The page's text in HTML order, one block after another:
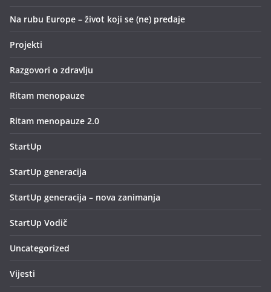
Na rubu Europe – život koji se (ne) predaje
Projekti
Razgovori o zdravlju
Ritam menopauze
Ritam menopauze 2.0
StartUp
StartUp generacija
StartUp generacija – nova zanimanja
StartUp Vodič
Uncategorized
Vijesti